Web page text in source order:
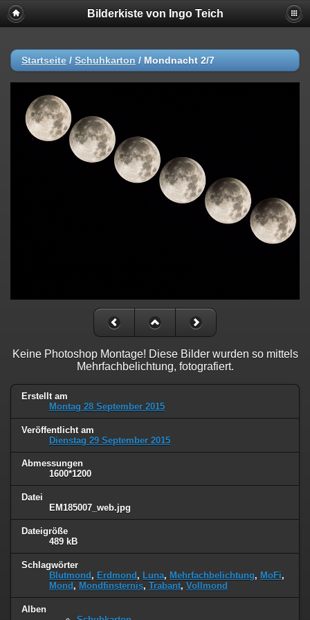
Bilderkiste von Ingo Teich
Startseite / Schuhkarton / Mondnacht 2/7
Keine Photoshop Montage! Diese Bilder wurden so mittels
Mehrfachbelichtung, fotografiert.
Erstellt am
Montag 28 September 2015
Veröffentlicht am
Dienstag 29 September 2015
Abmessungen
1600*1200
Datei
EM185007_web.jpg
Dateigröße
489 kB
Schlagwörter
Blutmond , Erdmond , Luna, Mehrfachbelichtung, MoFi,
Mond , Mondfinsternis, Trabant, Vollmond
Alben